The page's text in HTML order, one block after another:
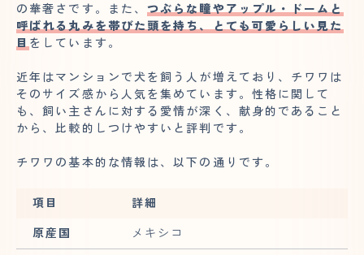
の華奢さです。また、 つぶらな瞳やアップル・ドームと
呼ばれる丸みを帯びた頭を持ち、とても可愛らしい見た
目 をしています。
近年はマンションで犬を飼う人が増えており、チワワは
そのサイズ感から人気を集めています。性格に関して
も、飼い主さんに対する愛情が深く、献身的であること
から、比較的しつけやすいと評判です。
チワワの基本的な情報は、以下の通りです。
項目 詳細
原産国 メキシコ